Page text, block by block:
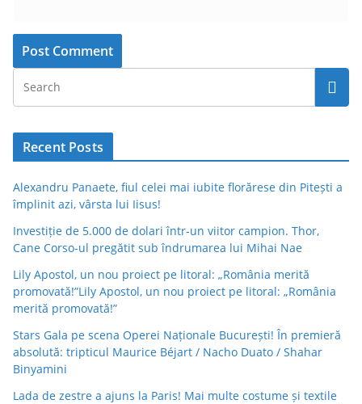
Recent Posts
Alexandru Panaete, fiul celei mai iubite florărese din Pitești a
împlinit azi, vârsta lui Iisus!
Investiție de 5.000 de dolari într-un viitor campion. Thor,
Cane Corso-ul pregătit sub îndrumarea lui Mihai Nae
Lily Apostol, un nou proiect pe litoral: „România merită
promovată!”Lily Apostol, un nou proiect pe litoral: „România
merită promovată!”
Stars Gala pe scena Operei Naționale București! În premieră
absolută: tripticul Maurice Béjart / Nacho Duato / Shahar
Binyamini
Lada de zestre a ajuns la Paris! Mai multe costume și textile